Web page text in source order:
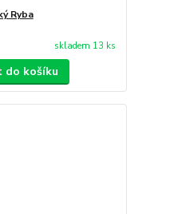
Ryba
skladem 13 ks
do košíku